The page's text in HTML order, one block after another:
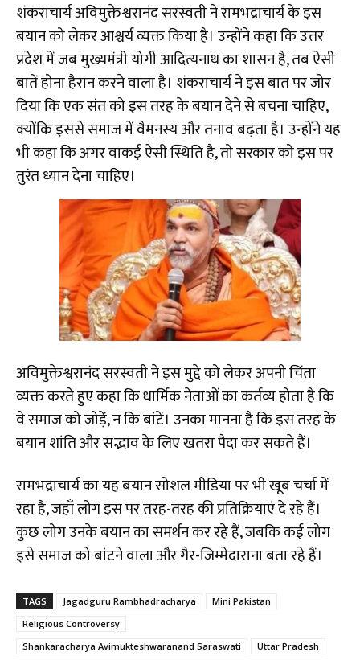
शंकराचार्य अविमुक्तेश्वरानंद सरस्वती ने रामभद्राचार्य के इस
बयान को लेकर आश्चर्य व्यक्त किया है। उन्होंने कहा कि उत्तर
प्रदेश में जब मुख्यमंत्री योगी आदित्यनाथ का शासन है, तब ऐसी
बातें होना हैरान करने वाला है। शंकराचार्य ने इस बात पर जोर
दिया कि एक संत को इस तरह के बयान देने से बचना चाहिए,
क्योंकि इससे समाज में वैमनस्य और तनाव बढ़ता है। उन्होंने यह
भी कहा कि अगर वाकई ऐसी स्थिति है, तो सरकार को इस पर
तुरंत ध्यान देना चाहिए।
अविमुक्तेश्वरानंद सरस्वती ने इस मुद्दे को लेकर अपनी चिंता
व्यक्त करते हुए कहा कि धार्मिक नेताओं का कर्तव्य होता है कि
वे समाज को जोड़ें, न कि बांटें। उनका मानना है कि इस तरह के
बयान शांति और सद्भाव के लिए खतरा पैदा कर सकते हैं।
रामभद्राचार्य का यह बयान सोशल मीडिया पर भी खूब चर्चा में
रहा है, जहाँ लोग इस पर तरह-तरह की प्रतिक्रियाएं दे रहे हैं।
कुछ लोग उनके बयान का समर्थन कर रहे हैं, जबकि कई लोग
इसे समाज को बांटने वाला और गैर-जिम्मेदाराना बता रहे हैं।
TAGS Jagadguru Rambhadracharya
Mini Pakistan
Religious Controversy
Shankaracharya Avimukteshwaranand Saraswati
Uttar Pradesh